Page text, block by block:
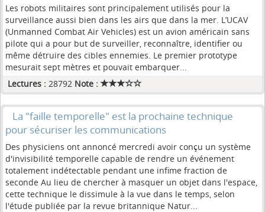
Les robots militaires sont principalement utilisés pour la
surveillance aussi bien dans les airs que dans la mer. L’UCAV
(Unmanned Combat Air Vehicles) est un avion américain sans
pilote qui a pour but de surveiller, reconnaître, identifier ou
même détruire des cibles ennemies. Le premier prototype
mesurait sept mètres et pouvait embarquer...
Lectures : 28792 Note :
La "faille temporelle" est la prochaine technique
pour sécuriser les communications
Des physiciens ont annoncé mercredi avoir conçu un système
d'invisibilité temporelle capable de rendre un événement
totalement indétectable pendant une infime fraction de
seconde Au lieu de chercher à masquer un objet dans l'espace,
cette technique le dissimule à la vue dans le temps, selon
l'étude publiée par la revue britannique Natur...